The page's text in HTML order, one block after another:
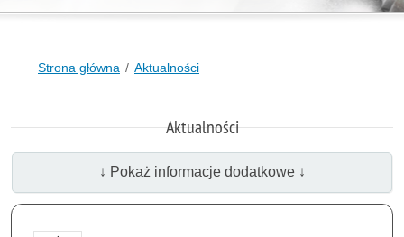
Strona główna Aktualności
Aktualności
↓ Pokaż informacje dodatkowe ↓